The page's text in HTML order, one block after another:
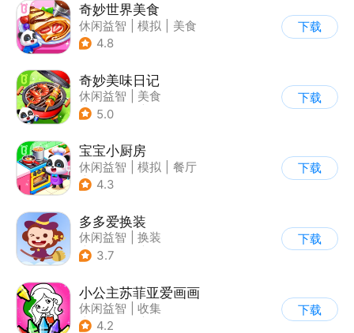
奇妙世界美食
休闲益智 模拟
美食
| 宝宝巴士
4.8
下载
奇妙美味日记
休闲益智
美食
| 宝宝巴士
5.0
下载
宝宝小厨房
休闲益智 模拟
餐厅
| 宝宝巴士
4.3
下载
多多爱换装
休闲益智
换装
| 儿童游戏
3.7
下载
小公主苏菲亚爱画画
休闲益智
收集
| 儿童游戏
4.2
下载